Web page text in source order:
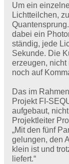
Um ein
Lichtteilchen,
dabei ein
ständig, jede
Sekunde. Die
erzeugen, nicht
noch auf
Das im
Projekt FI-
aufgebaut,
Projektleiter
„Mit den fünf
gelungen, den
klein ist und
liefert.“